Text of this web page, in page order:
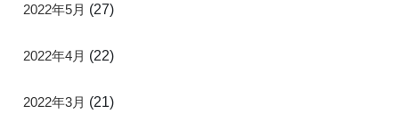
2022年5月 (27)
2022年4月 (22)
2022年3月 (21)